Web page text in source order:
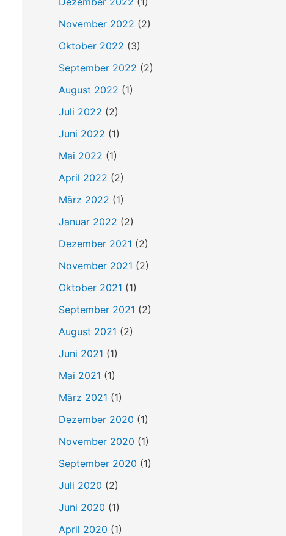
h
November 2022 (2)
Oktober 2022 (3)
September 2022 (2)
August 2022 (1)
Juli 2022 (2)
Juni 2022 (1)
Mai 2022 (1)
April 2022 (2)
März 2022 (1)
Januar 2022 (2)
Dezember 2021 (2)
November 2021 (2)
Oktober 2021 (1)
September 2021 (2)
August 2021 (2)
Juni 2021 (1)
Mai 2021 (1)
März 2021 (1)
Dezember 2020 (1)
November 2020 (1)
September 2020 (1)
Juli 2020 (2)
Juni 2020 (1)
April 2020 (1)